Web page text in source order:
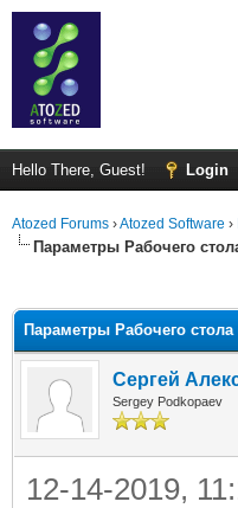
Hello There, Guest! Login
Atozed Forums ›Atozed Software ›
Параметры Рабочего
Параметры Рабочего
Сергей
Sergey Podkopaev
12-14-2019,